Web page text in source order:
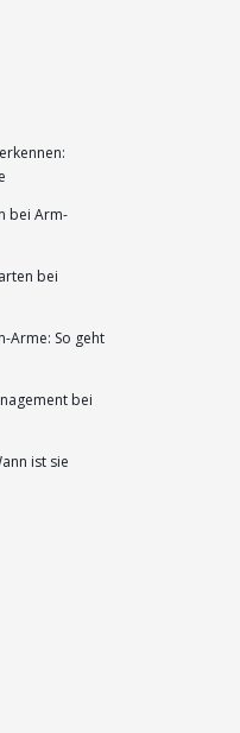
bei Arm-
bei
Arme: So geht
bei
ist sie